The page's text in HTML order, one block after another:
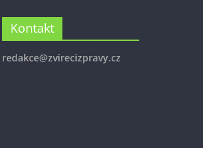
Kontakt
redakce@zvirecizpravy.cz